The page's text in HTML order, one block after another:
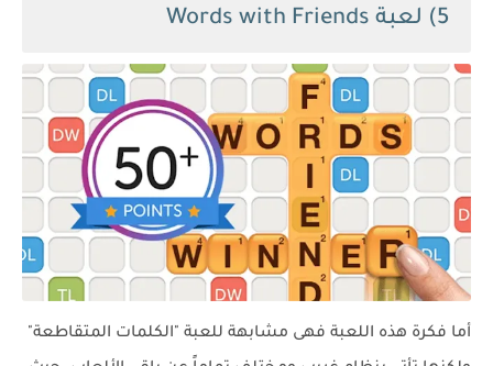
5) لعبة Words with Friends
أما فكرة هذه اللعبة فهى مشابهة للعبة "الكلمات المتقاطعة"